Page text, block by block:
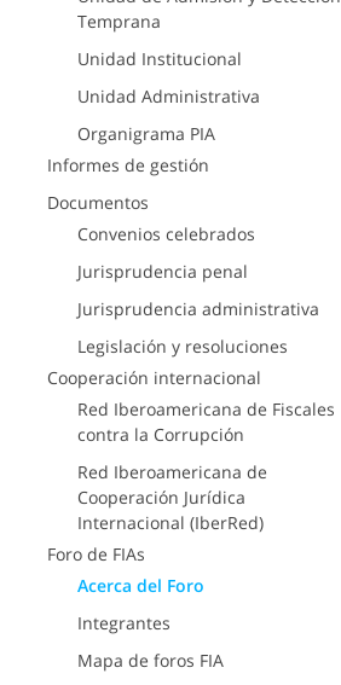
Temprana
Unidad Institucional
Unidad Administrativa
Organigrama PIA
Informes de gestión
Documentos
Convenios celebrados
Jurisprudencia penal
Jurisprudencia administrativa
Legislación y resoluciones
Cooperación internacional
Red Iberoamericana de Fiscales
contra la Corrupción
Red Iberoamericana de
Cooperación Jurídica
Internacional (IberRed)
Foro de FIAs
Acerca del Foro
Integrantes
Mapa de foros FIA